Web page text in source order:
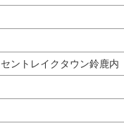
ントレイクタウン鈴鹿内